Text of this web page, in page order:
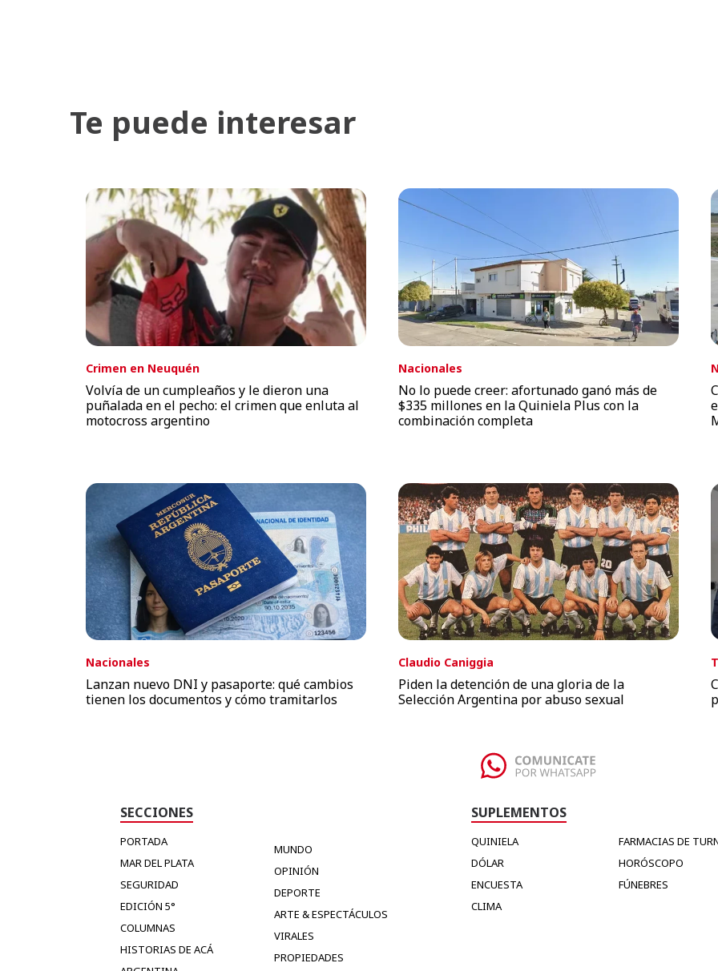
Te puede interesar
Crimen en Neuquén
Volvía de un cumpleaños y le dieron una
puñalada en el pecho: el crimen que enluta al
motocross argentino
Nacionales
No lo puede creer: afortunado ganó más de
$335 millones en la Quiniela Plus con la
combinación completa
Nacionales
Lanzan nuevo DNI y pasaporte: qué cambios
tienen los documentos y cómo tramitarlos
Claudio Caniggia
Piden la detención de una gloria de la
Selección Argentina por abuso sexual
SECCIONES
PORTADA
MAR DEL PLATA
SEGURIDAD
EDICIÓN 5°
COLUMNAS
HISTORIAS DE ACÁ
MUNDO
OPINIÓN
DEPORTE
ARTE & ESPECTÁCULOS
VIRALES
PROPIEDADES
SUPLEMENTOS
QUINIELA
DÓLAR
ENCUESTA
CLIMA
FARMACIAS DE
HORÓSCOPO
FÚNEBRES